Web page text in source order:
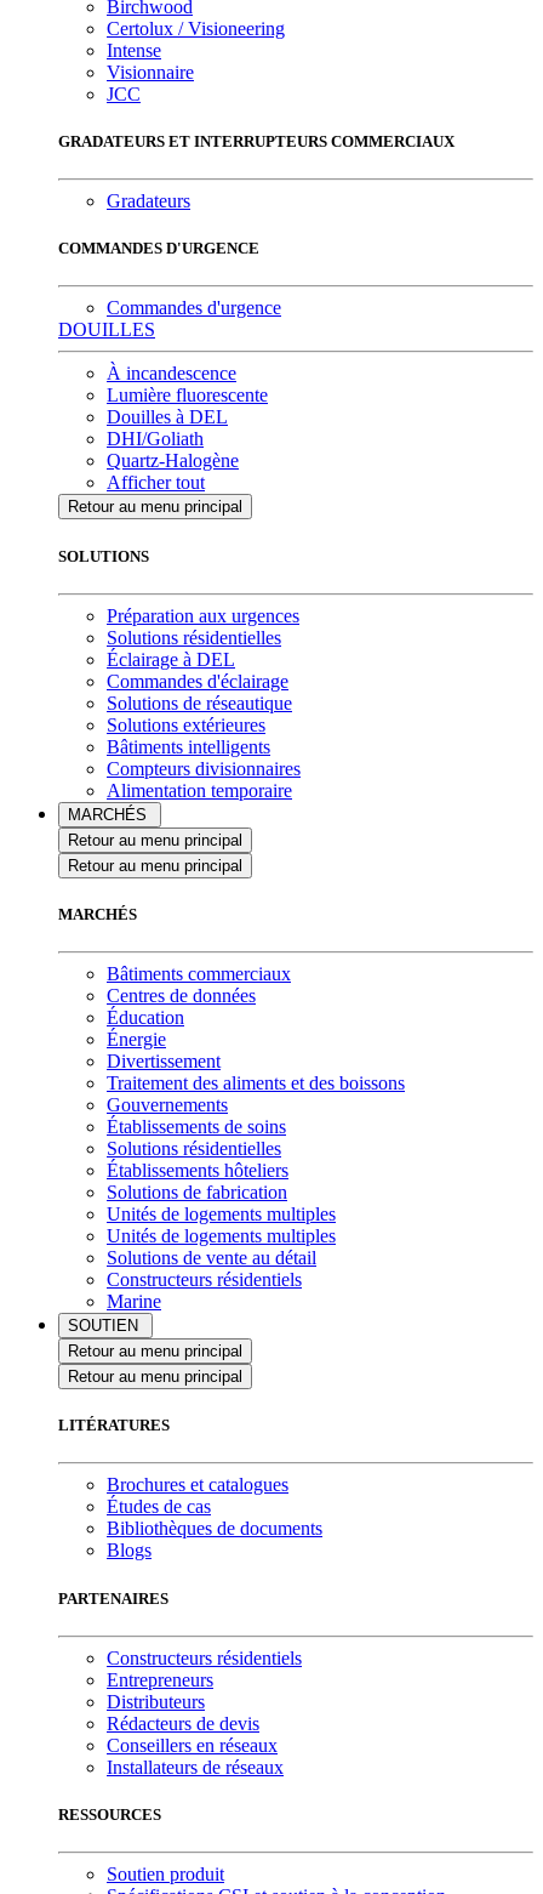
Birchwood
Certolux / Visioneering
Intense
Visionnaire
JCC
GRADATEURS ET INTERRUPTEURS COMMERCIAUX
Gradateurs
COMMANDES D'URGENCE
Commandes d'urgence
DOUILLES
À incandescence
Lumière fluorescente
Douilles à DEL
DHI/Goliath
Quartz-Halogène
Afficher tout
Retour au menu principal
SOLUTIONS
Préparation aux urgences
Solutions résidentielles
Éclairage à DEL
Commandes d'éclairage
Solutions de réseautique
Solutions extérieures
Bâtiments intelligents
Compteurs divisionnaires
Alimentation temporaire
MARCHÉS
Retour au menu principal
Retour au menu principal
MARCHÉS
Bâtiments commerciaux
Centres de données
Éducation
Énergie
Divertissement
Traitement des aliments et des boissons
Gouvernements
Établissements de soins
Solutions résidentielles
Établissements hôteliers
Solutions de fabrication
Unités de logements multiples
Unités de logements multiples
Solutions de vente au détail
Constructeurs résidentiels
Marine
SOUTIEN
Retour au menu principal
Retour au menu principal
LITÉRATURES
Brochures et catalogues
Études de cas
Bibliothèques de documents
Blogs
PARTENAIRES
Constructeurs résidentiels
Entrepreneurs
Distributeurs
Rédacteurs de devis
Conseillers en réseaux
Installateurs de réseaux
RESSOURCES
Soutien produit